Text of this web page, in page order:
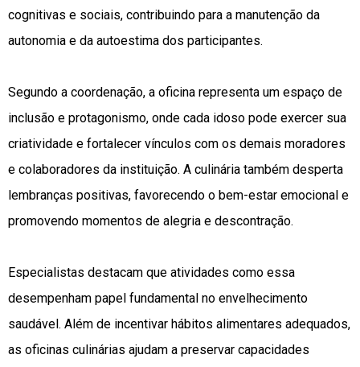
cognitivas e sociais, contribuindo para a manutenção da
autonomia e da autoestima dos participantes.
Segundo a coordenação, a oficina representa um espaço de
inclusão e protagonismo, onde cada idoso pode exercer sua
criatividade e fortalecer vínculos com os demais moradores
e colaboradores da instituição. A culinária também desperta
lembranças positivas, favorecendo o bem-estar emocional e
promovendo momentos de alegria e descontração.
Especialistas destacam que atividades como essa
desempenham papel fundamental no envelhecimento
saudável. Além de incentivar hábitos alimentares adequados,
as oficinas culinárias ajudam a preservar capacidades